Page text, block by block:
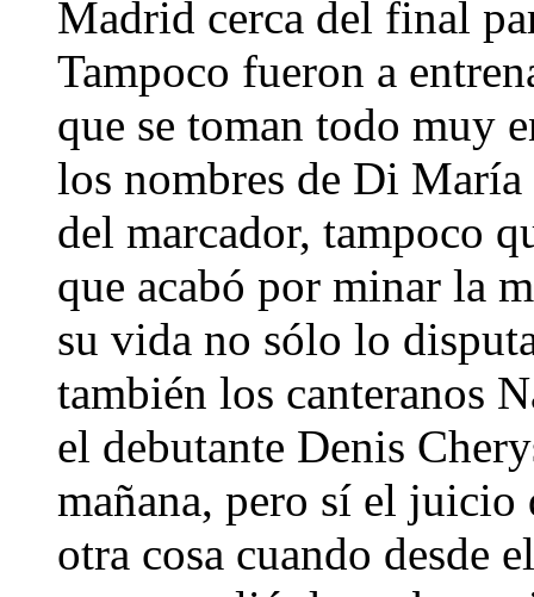
Madrid cerca del final
Tampoco fueron a
que se toman todo muy
los nombres de Di
del marcador, tampoco
que acabó por minar la
su vida no sólo lo
también los canteranos
el debutante Denis
mañana, pero sí el juicio
otra cosa cuando desde